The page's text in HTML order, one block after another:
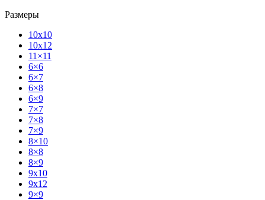
Размеры
10x10
10x12
11×11
6×6
6×7
6×8
6×9
7×7
7×8
7×9
8×10
8×8
8×9
9x10
9x12
9×9